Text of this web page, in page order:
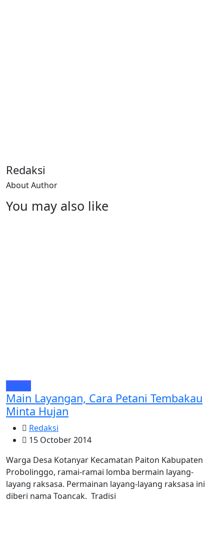
Redaksi
About Author
You may also like
Tradisi
Main Layangan, Cara Petani Tembakau
Minta Hujan
Redaksi
15 October 2014
Warga Desa Kotanyar Kecamatan Paiton Kabupaten
Probolinggo, ramai-ramai lomba bermain layang-
layang raksasa. Permainan layang-layang raksasa ini
diberi nama Toancak. Tradisi